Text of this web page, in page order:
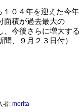
０４年を迎えた今
面積が過去最大の
、今後さらに増大する
、９月２３日付）
者: morita